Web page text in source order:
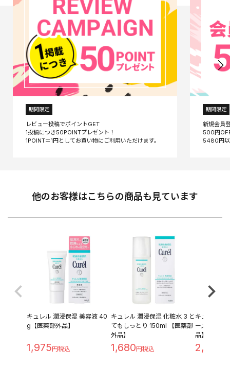
期間限定
レビュー投稿でポイントGET
1投稿につき50POINTプレゼント！
期間限定
新規会員
500円
他のお客様はこちらの商品も見ています
キュレル 潤浸保湿 美容液 40
g【医薬部外品】
1,975
キュレル 潤浸保湿 化粧水 3 と
てもしっとり 150ml 【医薬部
外品】
1,680
キュレル デ
ースプレー
品】
2,118